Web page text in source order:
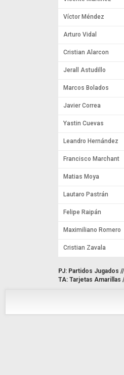
Víctor Méndez
Arturo Vidal
Cristian Alarcon
Jerall Astudillo
Marcos Bolados
Javier Correa
Yastin Cuevas
Leandro Hernández
Francisco Marchant
Matias Moya
Lautaro Pastrán
Felipe Raipán
Maximiliano Romero
Cristian Zavala
PJ: Partidos Jugados
TA: Tarjetas Amarillas